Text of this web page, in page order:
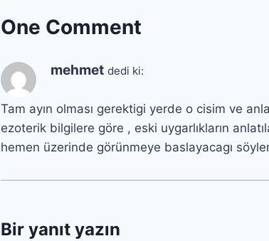
One Comment
mehmet dedi ki:
Tam ayın olması gerektigi yerde o cisim ve
ezoterik bilgilere göre , eski uygarlıkların
hemen üzerinde görünmeye baslayacagı
Bir yanıt yazın